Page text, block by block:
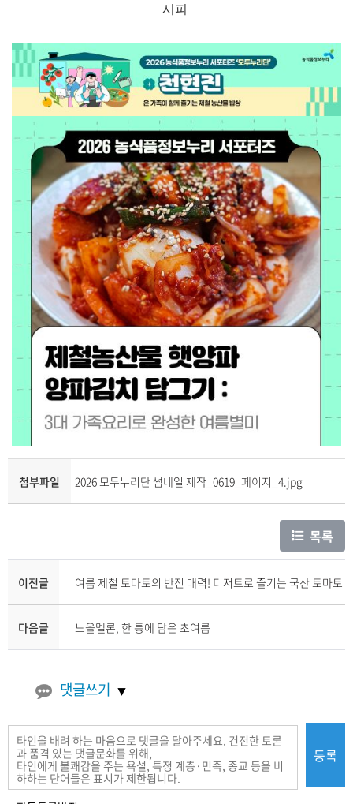
시피
첨부파일 2026 모두누리단 썸네일 제작_0619_페이지_4.jpg
목록
이전글 여름 제철 토마토의 반전 매력! 디저트로 즐기는 국산 토마토
다음글 노을멜론, 한 통에 담은 초여름
댓글쓰기
등록